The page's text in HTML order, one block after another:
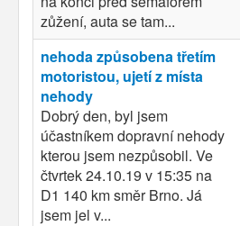
zůžení, auta se tam...
nehoda způsobena třetím
motoristou, ujetí z místa
nehody
Dobrý den, byl jsem
účastníkem dopravní nehody
kterou jsem nezpůsobil. Ve
čtvrtek 24.10.19 v 15:35 na
D1 140 km směr Brno. Já
jsem jel v...